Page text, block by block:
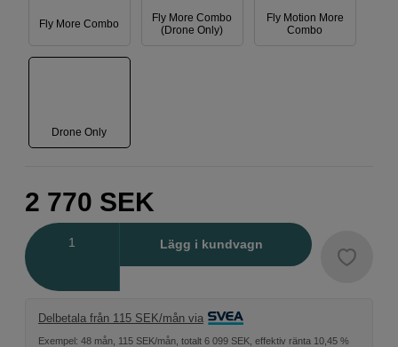
Fly More Combo
Fly More Combo
(Drone Only)
Fly Motion More
Combo
Drone Only
2 770 SEK
Lägg i kundvagn
Delbetala från 115 SEK/mån via
Exempel: 48 mån, 115 SEK/mån, totalt 6 099 SEK, effektiv ränta 10,45 %